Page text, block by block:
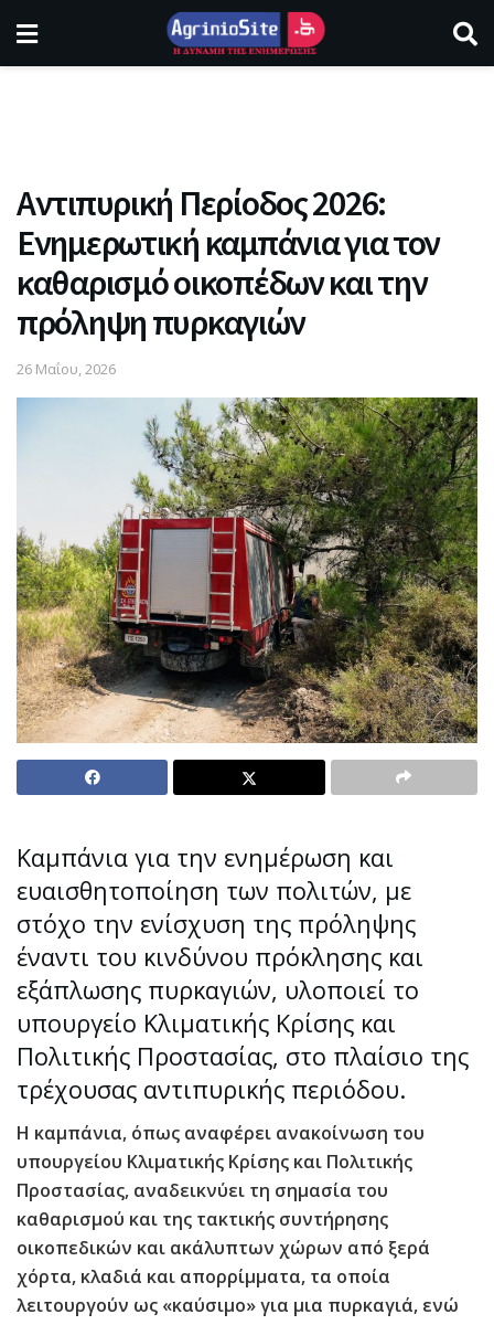
Αντιπυρική Περίοδος 2026:
Ενημερωτική καμπάνια για τον
καθαρισμό οικοπέδων και την
πρόληψη πυρκαγιών
26 Μαΐου, 2026
Καμπάνια για την ενημέρωση και
ευαισθητοποίηση των πολιτών, με
στόχο την ενίσχυση της πρόληψης
έναντι του κινδύνου πρόκλησης και
εξάπλωσης πυρκαγιών, υλοποιεί το
υπουργείο Κλιματικής Κρίσης και
Πολιτικής Προστασίας, στο πλαίσιο της
τρέχουσας αντιπυρικής περιόδου.
Η καμπάνια, όπως αναφέρει ανακοίνωση του
υπουργείου Κλιματικής Κρίσης και Πολιτικής
Προστασίας, αναδεικνύει τη σημασία του
καθαρισμού και της τακτικής συντήρησης
οικοπεδικών και ακάλυπτων χώρων από ξερά
χόρτα, κλαδιά και απορρίμματα, τα οποία
λειτουργούν ως «καύσιμο» για μια πυρκαγιά, ενώ